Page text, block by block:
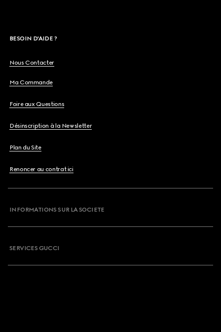
BESOIN D'AIDE ?
Nous Contacter
Ma Commande
Foire aux Questions
Désinscription à la Newsletter
Plan du Site
Renoncer au contrat ici
INFORMATIONS SUR LA SOCIETE
SERVICES GUCCI